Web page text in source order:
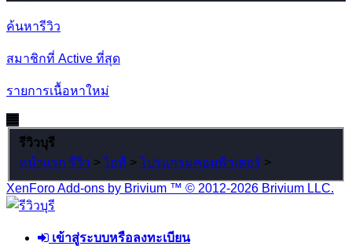
ค้นหารีวิว
สมาชิกที่ Active ที่สุด
รายการเนื้อหาใหม่
รีวิวบุรี
หน้าแรก รีวิว > ไอที > โปรแกรมคอมพิวเตอร์ >
XenForo Add-ons by Brivium ™ © 2012-2026 Brivium LLC.
เข้าสู่ระบบหรือลงทะเบียน